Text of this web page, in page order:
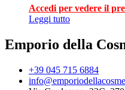
Accedi per vedere il
Leggi tutto
Emporio della
+39 045 715 6884